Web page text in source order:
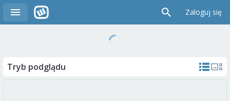
Zaloguj się
Tryb podglądu